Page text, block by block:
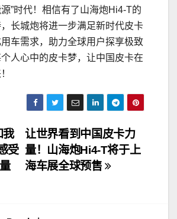
”时代！相信有了山海炮Hi4-T的
长城炮将进一步满足新时代皮卡
车需求，助力全球用户探享极致
人心中的皮卡梦，让中国皮卡在
让世界看到中国皮卡力
量！山海炮Hi4-T将于上
海车展全球预售
我
受